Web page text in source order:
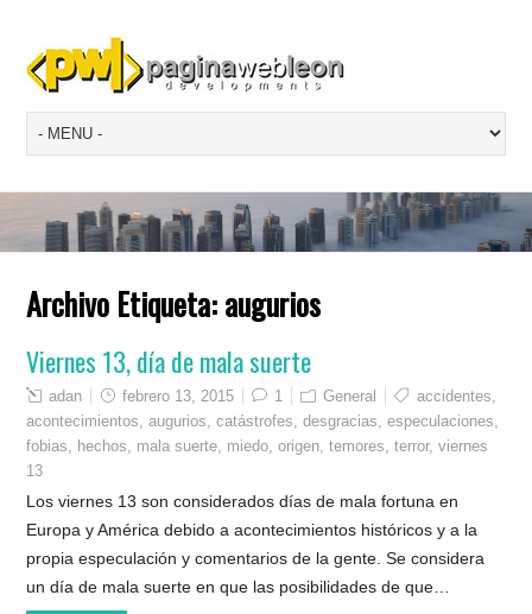
Archivo Etiqueta:augurios
Viernes 13, día de mala suerte
adan febrero 13, 2015 1 General accidentes
acontecimientos ,augurios ,catástrofes ,desgracias ,especulaciones
fobias
hechos mala suerte miedo ,origen ,temores ,terror,viernes
13
Los viernes 13 son considerados días de mala fortuna en
Europa y América debido a acontecimientos históricos y a la
propia especulación y comentarios de la gente. Se considera
un día de mala suerte en que las posibilidades de que…